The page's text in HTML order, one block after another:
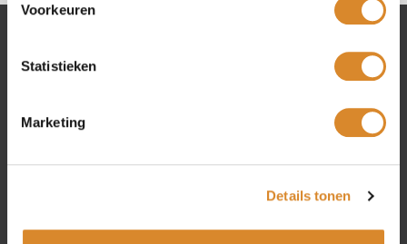
Voorkeuren
Statistieken
Marketing
Details tonen
Lederland winkels
Beverwijk